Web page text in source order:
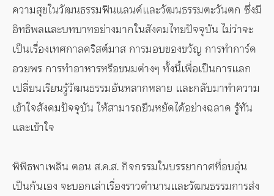
ความสุขในวัฒนธรรมฟินแลนด์และวัฒนธรรมตะวันตก ซึ่งมี
อิทธิพลและบทบาทอย่างมากในสังคมไทยปัจจุบัน ไม่ว่าจะ
เป็นเรื่องเทศกาลคริสต์มาส การมอบของขวัญ การทำการ์ด
อวยพร การทำอาหารหรือขนมต่างๆ ทั้งนี้เพื่อเป็นการแลก
เปลี่ยนเรียนรู้วัฒนธรรมอันหลากหลาย และกลับมาทำความ
เข้าใจสังคมปัจจุบัน ให้สามารถยืนหยัดได้อย่างฉลาด รู้ทัน
และเข้าใจ
พิพิธพาเพลิน ตอน ส.ค.ส. กิจกรรมในบรรยากาศที่อบอุ่น
เป็นกันเอง จะบอกเล่าเรื่องราวตำนานและวัฒนธรรมการส่ง